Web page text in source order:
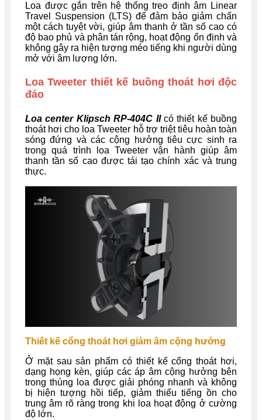
Loa được gắn trên hệ thống treo định âm Linear
Travel Suspension (LTS) để đảm bảo giảm chấn
một cách tuyệt vời, giúp âm thanh ở tần số cao có
độ bao phủ và phân tán rộng, hoạt động ổn định và
không gây ra hiện tượng méo tiếng khi người dùng
mở với âm lượng lớn.
Loa Tweeter thiết kế buồng thoát hơi độc
đáo
Loa center Klipsch RP-404C IIcó thiết kế buồng
thoát hơi cho loa Tweeter hỗ trợ triệt tiêu hoàn toàn
sóng đứng và các cộng hưởng tiêu cực sinh ra
trong quá trình loa Tweeter vận hành giúp âm
thanh tần số cao được tái tạo chính xác và trung
thực.
Thiết kế cổng thoát hơi giảm âm cộng hưởng
Ở mặt sau sản phẩm có thiết kế cổng thoát hơi,
dạng họng kèn, giúp các áp âm cộng hưởng bên
trong thùng loa được giải phóng nhanh và không
bị hiện tượng hồi tiếp, giảm thiểu tiếng ồn cho
trung âm rõ ràng trong khi loa hoạt động ở cường
độ lớn.